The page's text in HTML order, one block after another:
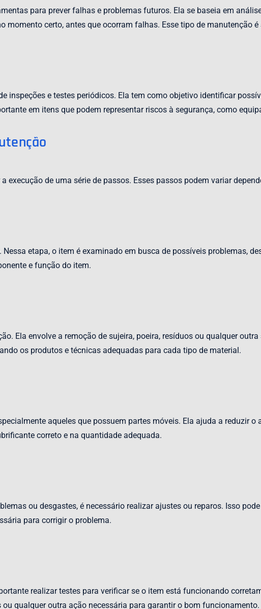
para prever falhas e problemas futuros. Ela se baseia em
momento certo, antes que ocorram falhas. Esse tipo de manutenção
inspeções e testes periódicos. Ela tem como objetivo identificar
em itens que podem representar riscos à segurança, como
execução de uma série de passos. Esses passos podem variar
etapa, o item é examinado em busca de possíveis problemas,
e função do item.
Ela envolve a remoção de sujeira, poeira, resíduos ou qualquer
os produtos e técnicas adequadas para cada tipo de material.
aqueles que possuem partes móveis. Ela ajuda a reduzir
correto e na quantidade adequada.
ou desgastes, é necessário realizar ajustes ou reparos. Isso
para corrigir o problema.
realizar testes para verificar se o item está funcionando
qualquer outra ação necessária para garantir o bom funcionamento.